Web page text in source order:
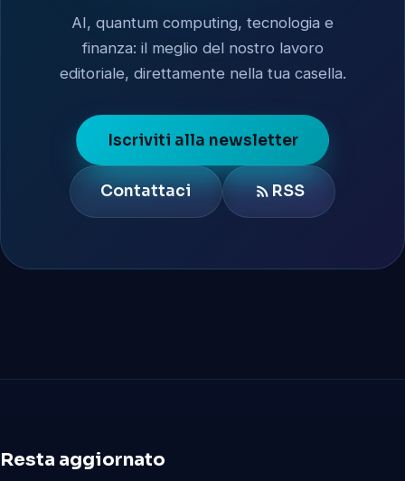
AI, quantum computing, tecnologia e
finanza: il meglio del nostro lavoro
editoriale, direttamente nella tua casella.
Iscriviti alla newsletter
Contattaci RSS
Resta aggiornato